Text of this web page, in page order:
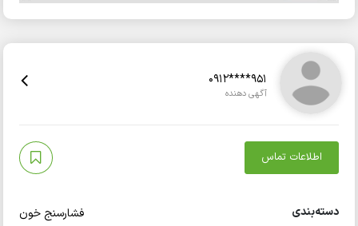
0912****951
آگهی دهنده
اطلاعات تماس
دسته‌بندی فشارسنج خون